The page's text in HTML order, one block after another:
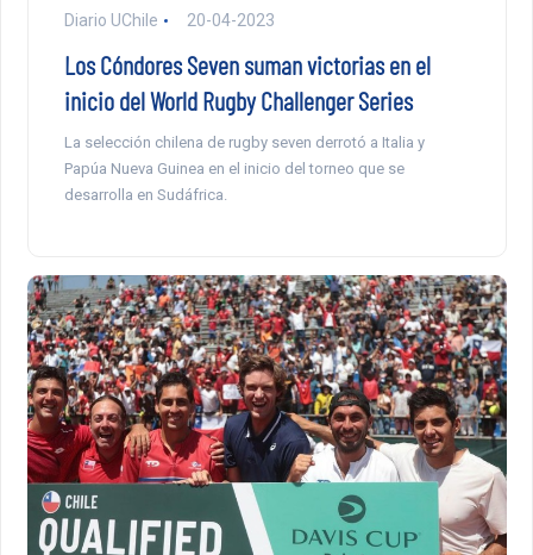
Diario UChile 20-04-2023
Los Cóndores Seven suman victorias en el
inicio del World Rugby Challenger Series
La selección chilena de rugby seven derrotó a Italia y
Papúa Nueva Guinea en el inicio del torneo que se
desarrolla en Sudáfrica.